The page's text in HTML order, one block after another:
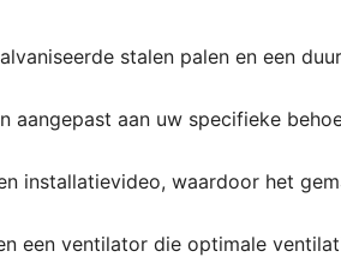
stalen palen en een
aan uw specifieke
installatievideo, waardoor het
een ventilator die optimale